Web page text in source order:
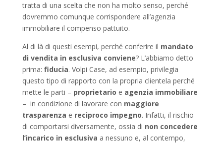
tratta di una scelta che non ha molto senso, perché
dovremmo comunque corrispondere all’agenzia
immobiliare il compenso pattuito.
Al di là di questi esempi, perché conferire il mandato
di vendita in esclusiva conviene? L’abbiamo detto
prima: fiducia. Volpi Case, ad esempio, privilegia
questo tipo di rapporto con la propria clientela perché
mette le parti – proprietario e agenzia immobiliare
– in condizione di lavorare con maggiore
trasparenza e reciproco impegno. Infatti, il rischio
di comportarsi diversamente, ossia di non concedere
l’incarico in esclusiva a nessuno e, al contempo,